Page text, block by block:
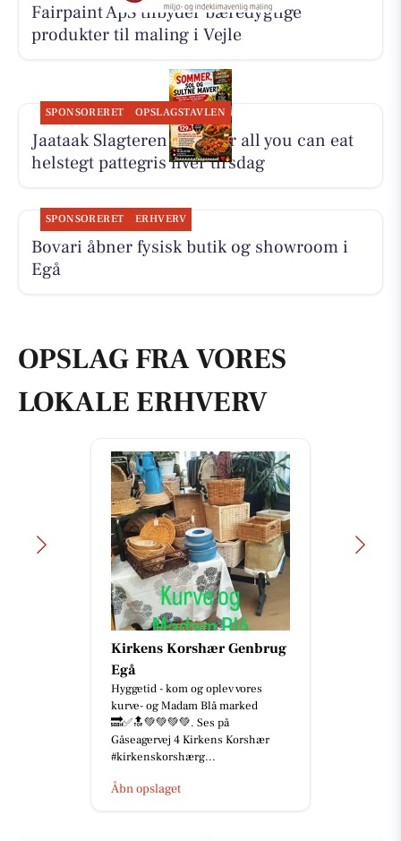
Fairpaint ApS tilbyder bæredygtige
produkter til maling i Vejle
SPONSORERET OPSLAGSTAVLEN
Jaataak Slagteren serverer all you can eat
helstegt pattegris hver tirsdag
SPONSORERET ERHVERV
Bovari åbner fysisk butik og showroom i
Egå
OPSLAG FRA VORES
LOKALE ERHVERV
Kirkens Korshær Genbrug
Egå
Hyggetid - kom og oplev vores
kurve- og Madam Blå marked
🔜✅🔝💚💚💚💚. Ses på
Gåseagervej 4 Kirkens Korshær
#kirkenskorshærg...
Åbn opslaget